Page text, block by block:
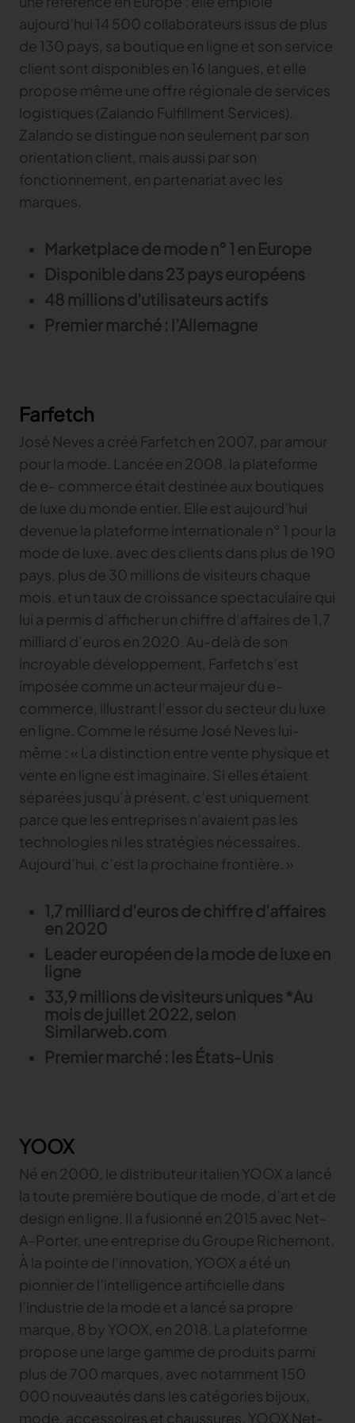
Gerber Atria
Relevez n’importe quel défi de découpe de tissu
Gerber Spreader for Fashion
Achieve exceptional quality and performance
with a tension-free spreading solution.
MARKET
Neteven
Retviews
Launchmetrics
marque
TextileGenesis
Accélérez la traçabilité dans votre entreprise de
mode
Content Hub
Content Hub
Content Hub
aujourd’hui 14 500 collaborateurs issus de plus
de 130 pays, sa boutique en ligne et son service
client sont disponibles en 16 langues, et elle
propose même une offre régionale de services
logistiques (Zalando Fulfillment Services).
Zalando se distingue non seulement par son
orientation client, mais aussi par son
fonctionnement, en partenariat avec les
marques.
Marketplace de mode n° 1 en Europe
Disponible dans 23 pays européens
48 millions d’utilisateurs actifs
Premier marché : l’Allemagne
Farfetch
José Neves a créé Farfetch en 2007, par amour
pour la mode. Lancée en 2008, la plateforme
de e- commerce était destinée aux boutiques
de luxe du monde entier. Elle est aujourd’hui
devenue la plateforme internationale n° 1 pour la
mode de luxe, avec des clients dans plus de 190
pays, plus de 30 millions de visiteurs chaque
mois, et un taux de croissance spectaculaire qui
lui a permis d’afficher un chiffre d’affaires de 1,7
milliard d’euros en 2020. Au-delà de son
incroyable développement, Farfetch s’est
imposée comme un acteur majeur du e-
commerce, illustrant l’essor du secteur du luxe
en ligne. Comme le résume José Neves lui-
même : « La distinction entre vente physique et
vente en ligne est imaginaire. Si elles étaient
séparées jusqu’à présent, c’est uniquement
parce que les entreprises n’avaient pas les
technologies ni les stratégies nécessaires.
Aujourd’hui, c’est la prochaine frontière. »
1,7 milliard d’euros de chiffre d’affaires
en 2020
Leader européen de la mode de luxe en
ligne
33,9 millions de visiteurs uniques *Au
mois de juillet 2022, selon
Similarweb.com
Premier marché : les États-Unis
YOOX
Né en 2000, le distributeur italien YOOX a lancé
la toute première boutique de mode, d’art et de
design en ligne. Il a fusionné en 2015 avec Net-
A-Porter, une entreprise du Groupe Richemont.
À la pointe de l’innovation, YOOX a été un
pionnier de l’intelligence artificielle dans
l’industrie de la mode et a lancé sa propre
marque, 8 by YOOX, en 2018. La plateforme
propose une large gamme de produits parmi
plus de 700 marques, avec notamment 150
000 nouveautés dans les catégories bijoux,
mode, accessoires et chaussures. YOOX Net-